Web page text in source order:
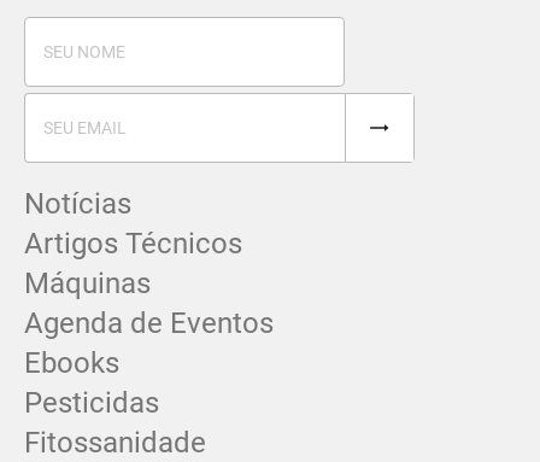
Notícias
Artigos Técnicos
Máquinas
Agenda de Eventos
Ebooks
Pesticidas
Fitossanidade